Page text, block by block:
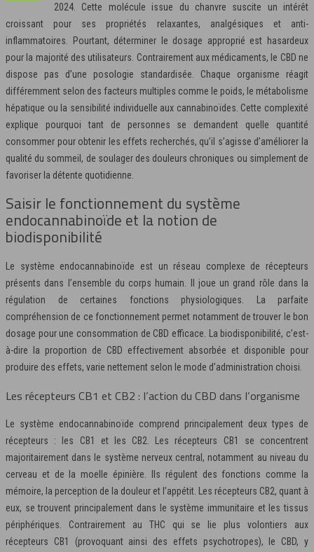
2024. Cette molécule issue du chanvre suscite un intérêt
croissant pour ses propriétés relaxantes, analgésiques et anti-
inflammatoires. Pourtant, déterminer le dosage approprié est hasardeux
pour la majorité des utilisateurs. Contrairement aux médicaments, le CBD ne
dispose pas d’une posologie standardisée. Chaque organisme réagit
différemment selon des facteurs multiples comme le poids, le métabolisme
hépatique ou la sensibilité individuelle aux cannabinoïdes. Cette complexité
explique pourquoi tant de personnes se demandent quelle quantité
consommer pour obtenir les effets recherchés, qu’il s’agisse d’améliorer la
qualité du sommeil, de soulager des douleurs chroniques ou simplement de
favoriser la détente quotidienne.
Saisir le fonctionnement du système
endocannabinoïde et la notion de
biodisponibilité
Le système endocannabinoïde est un réseau complexe de récepteurs
présents dans l’ensemble du corps humain. Il joue un grand rôle dans la
régulation de certaines fonctions physiologiques. La parfaite
compréhension de ce fonctionnement permet notamment de trouver le bon
dosage pour une consommation de CBD efficace. La biodisponibilité, c’est-
à-dire la proportion de CBD effectivement absorbée et disponible pour
produire des effets, varie nettement selon le mode d’administration choisi.
Les récepteurs CB1 et CB2 : l’action du CBD dans l’organisme
Le système endocannabinoïde comprend principalement deux types de
récepteurs : les CB1 et les CB2. Les récepteurs CB1 se concentrent
majoritairement dans le système nerveux central, notamment au niveau du
cerveau et de la moelle épinière. Ils régulent des fonctions comme la
mémoire, la perception de la douleur et l’appétit. Les récepteurs CB2, quant à
eux, se trouvent principalement dans le système immunitaire et les tissus
périphériques. Contrairement au THC qui se lie plus volontiers aux
récepteurs CB1 (provoquant ainsi des effets psychotropes), le CBD, y